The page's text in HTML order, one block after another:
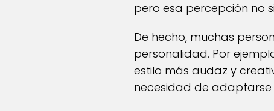
pero esa percepción no
De hecho, muchas
personalidad. Por
estilo más audaz y
necesidad de adaptarse